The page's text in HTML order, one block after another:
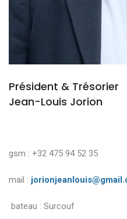
Président & Trésorier
Jean-Louis Jorion
gsm : +32 475 94 52 35
mail :
bateau : Surcouf